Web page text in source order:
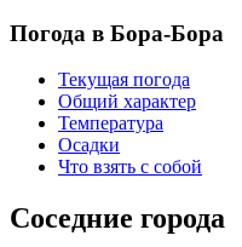
Погода в Бора-Бора
Текущая погода
Общий характер
Температура
Осадки
Что взять с собой
Соседние города